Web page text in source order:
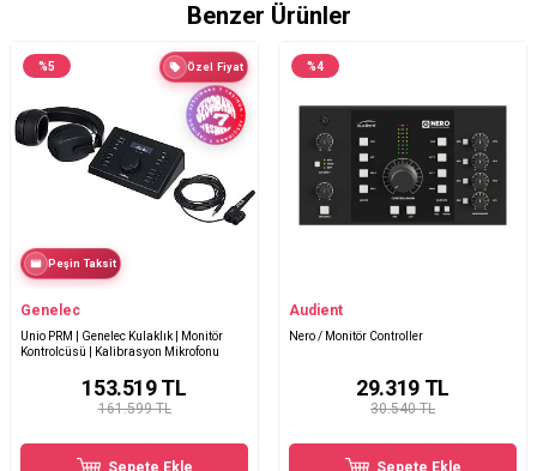
Benzer Ürünler
%5 Özel Fiyat
Peşin Taksit
Genelec
Unio PRM | Genelec Kulaklık | Monitör
Kontrolcüsü | Kalibrasyon Mikrofonu
161.599 TL
153.519TL
Sepete Ekle
%4
Audient
Nero / Monitör Controller
30.540 TL
29.319TL
Sepete Ekle